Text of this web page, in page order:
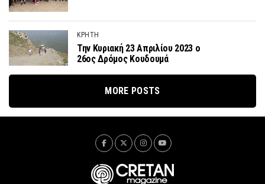
ΚΡΗΤΗ
Την Κυριακή 23 Απριλίου 2023 ο
26ος Δρόμος Κουδουμά
MORE POSTS